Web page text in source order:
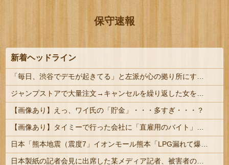
保守速報
新着ヘッドライン
【画像あり】えっ、ワイ氏の「貯金」・・・多すぎ・・・？